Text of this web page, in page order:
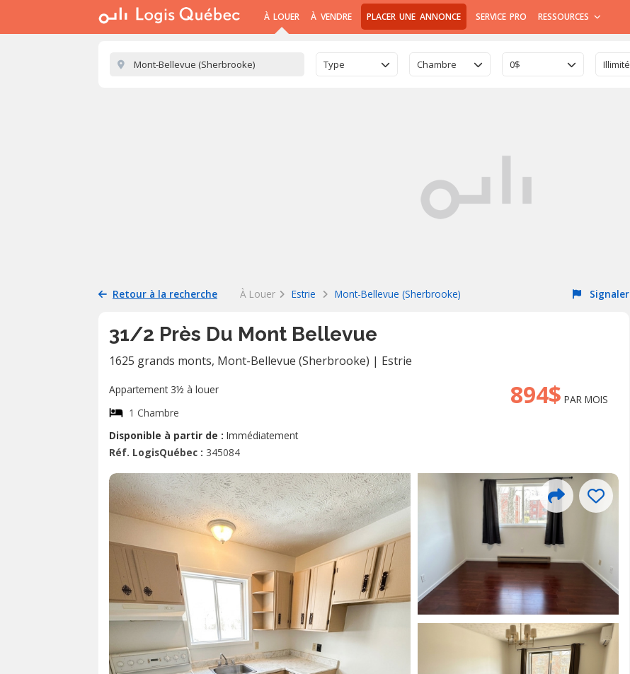
À LOUER À VENDRE PLACER UNE ANNONCE SERVICE PRO RESSOURCES
Type Chambre 0$ Illimité
Retour à la recherche À Louer Estrie Mont-Bellevue (Sherbrooke) Signaler
31/2 Près Du Mont Bellevue
1625 grands monts, Mont-Bellevue (Sherbrooke) | Estrie
894$ PAR MOIS
Appartement 3½ à louer
1 Chambre
Disponible à partir de : Immédiatement
Réf. LogisQuébec : 345084